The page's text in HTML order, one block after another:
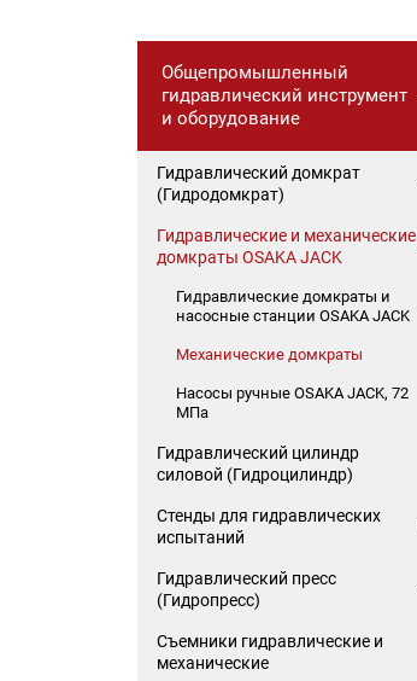
Общепромышленный
гидравлический инструмент
и оборудование
Гидравлический домкрат
(Гидродомкрат)
Гидравлические и механические
домкраты OSAKA JACK
Гидравлические домкраты и
насосные станции OSAKA JACK
Механические домкраты
Насосы ручные OSAKA JACK, 72
МПа
Гидравлический цилиндр
силовой (Гидроцилиндр)
Стенды для гидравлических
испытаний
Гидравлический пресс
(Гидропресс)
Съемники гидравлические и
механические